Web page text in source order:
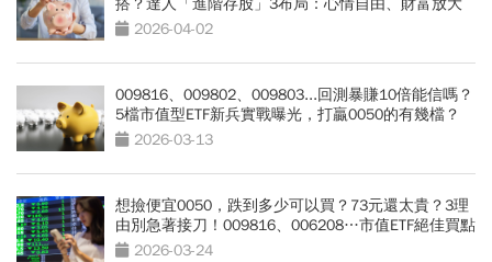
2026-04-02
009816、009802、009803...回測暴賺10倍能信嗎？
5檔市值型ETF新兵實戰曝光，打贏0050的有幾檔？
2026-03-13
想撿便宜0050，跌到多少可以買？73元還太貴？3理
由別急著接刀！009816、006208…市值ETF絕佳買點
曝光2026-03-24